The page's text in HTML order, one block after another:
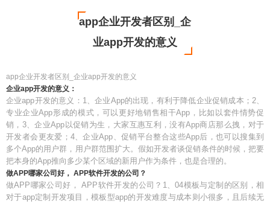
app企业开发者区别_企
业app开发的意义
app企业开发者区别_企业app开发的意义
企业app开发的意义：
企业app开发的意义：1、企业App的出现，有利于降低企业促销成本；2、
专业企业App形成的模式，可以更好地销售相干App，比如以套件情势促
销，3、企业App以促销为生，大家互惠互利，没有App商店那么拽，对于
开发者会更友爱；4、企业App、促销平台整合这些App后，也可以搜集到
多个App的用户群，用户群范围扩大。假如开发者谈促销条件的时候，把要
把本身的App推向多少某个区域的新用户作为条件，也是合理的。
做APP哪家公司好， APP软件开发的公司？
做APP哪家公司好， APP软件开发的公司？1、04模板与定制的区别，相
对于app定制开发项目，模板型app的开发难度与成本则小很多，且后续无